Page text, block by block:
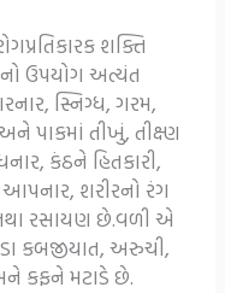
શક્તિ
ઉપયોગ અત્યંત
સ્નિગ્ધ, ગરમ,
પાકમાં તીખું, તીક્ષ્ણ
કંઠને હિતકારી,
આપનાર, શરીરનો રંગ
રસાયણ છે.વળી એ
કબજીયાત, અરુચી,
કફને મટાડે છે.